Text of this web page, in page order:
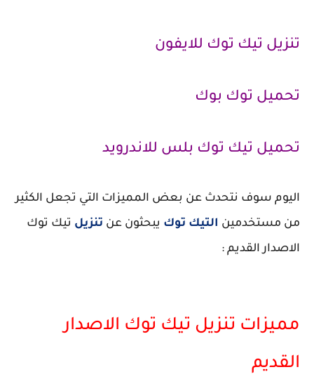
تنزيل تيك توك للايفون
تحميل توك بوك
تحميل تيك توك بلس للاندرويد
اليوم سوف نتحدث عن بعض المميزات التي تجعل الكثير
من مستخدمين التيك توك يبحثون عن تنزيل تيك توك
الاصدار القديم :
مميزات تنزيل تيك توك الاصدار
القديم